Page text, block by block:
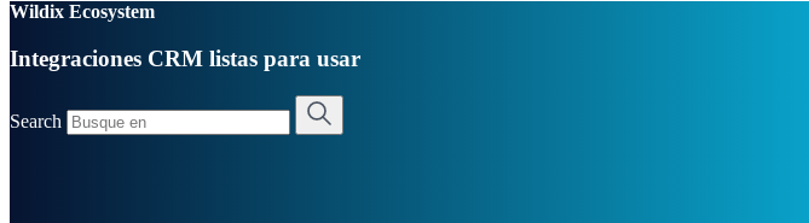
Wildix Ecosystem
Integraciones CRM listas para usar
Search